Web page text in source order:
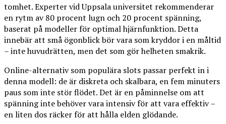
tomhet. Experter vid Uppsala universitet rekommenderar
en rytm av 80 procent lugn och 20 procent spänning,
baserat på modeller för optimal hjärnfunktion. Detta
innebär att små ögonblick bör vara som kryddor i en måltid
– inte huvudrätten, men det som gör helheten smakrik.
Online-alternativ som populära slots passar perfekt in i
denna modell: de är diskreta och skalbara, en fem minuters
paus som inte stör flödet. Det är en påminnelse om att
spänning inte behöver vara intensiv för att vara effektiv –
en liten dos räcker för att hålla elden glödande.